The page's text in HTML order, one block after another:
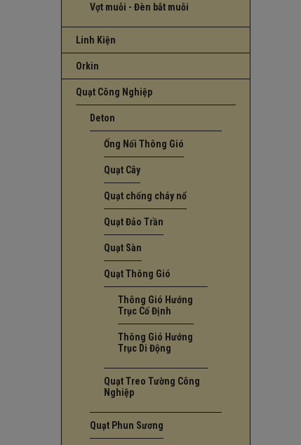
Vợt muỗi - Đèn bắt muỗi
Linh Kiện
Orkin
Quạt Công Nghiệp
Deton
Ống Nối Thông Gió
Quạt Cây
Quạt chống cháy nổ
Quạt Đảo Trần
Quạt Sàn
Quạt Thông Gió
Thông Gió Hướng
Trục Cố Định
Thông Gió Hướng
Trục Di Động
Quạt Treo Tường Công
Nghiệp
Quạt Phun Sương